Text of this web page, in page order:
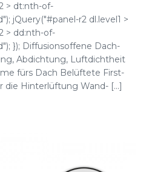
> dt:nth-of-
jQuery("#panel-r2 dl.level1 >
> dd:nth-of-
}); Diffusionsoffene Dach-
Abdichtung, Luftdichtheit
fürs Dach Belüftete First-
die Hinterlüftung Wand- [...]